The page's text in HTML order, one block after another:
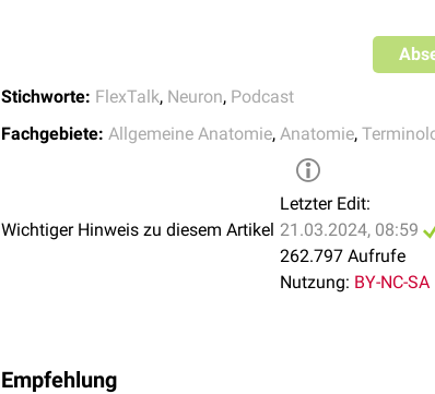
Stichworte: FlexTalk, Neuron, Podcast
Fachgebiete: Allgemeine Anatomie, Anatomie,
Wichtiger Hinweis zu diesem Artikel
Letzter Edit:
21.03.2024, 08:59
262.797 Aufrufe
Nutzung: BY-NC-SA
Empfehlung